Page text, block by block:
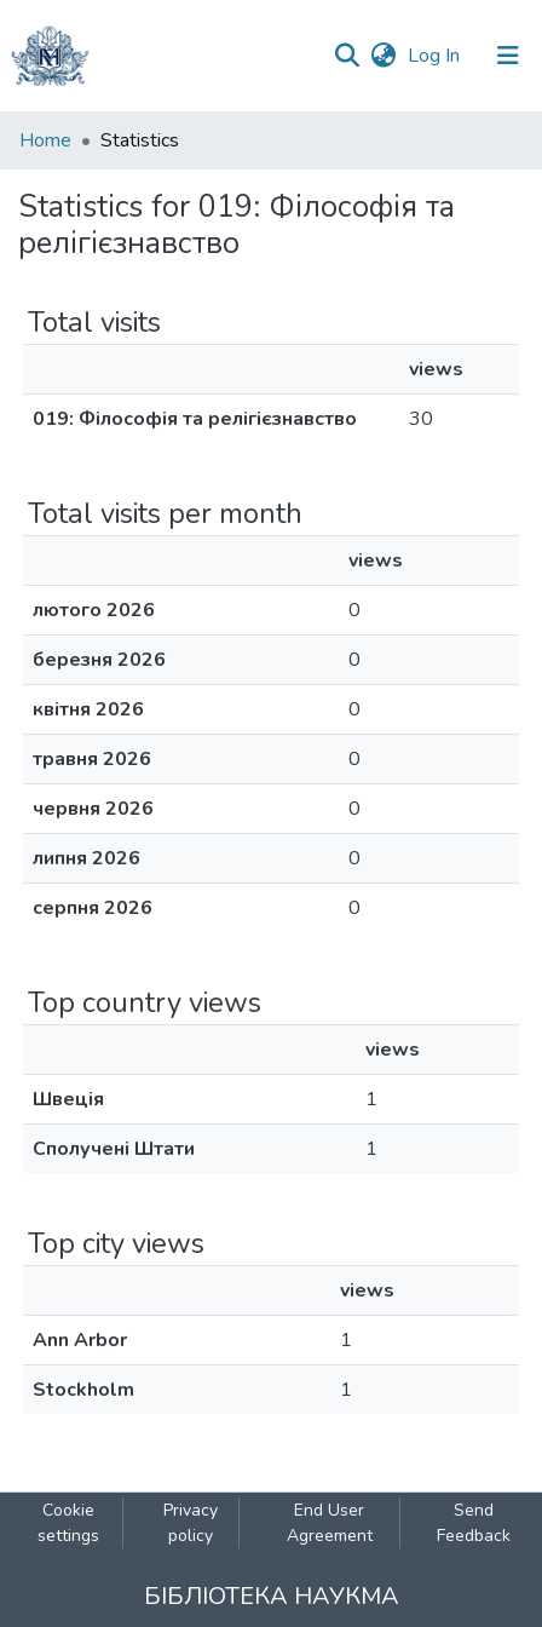
Log In (current)
Communities
Collections
All of DSpace
Home Statistics
Statistics for 019: Філософія та
релігієзнавство
Total visits
views
019: Філософія та релігієзнавство
30
Total visits per month
views
лютого 2026
0
березня 2026
0
квітня 2026
0
травня 2026
0
червня 2026
0
липня 2026
0
серпня 2026
0
Top country views
views
Швеція
1
Сполучені Штати
1
Top city views
views
Ann Arbor
1
Stockholm
1
Cookie
settings
Privacy
policy
End User
Agreement
Send
Feedback
БІБЛІОТЕКА НАУКМА